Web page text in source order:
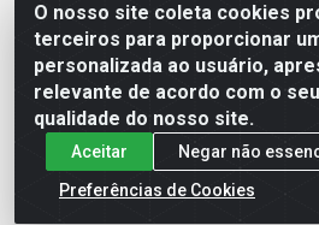
O nosso site coleta cookies
terceiros para proporcionar
personalizada ao usuário,
relevante de acordo com o
qualidade do nosso site.
Aceitar
Negar não
Preferências de Cookies
Zein Importação e Comércio LTDA -
- 12º e 13º andar - Centro,
09.023.754/